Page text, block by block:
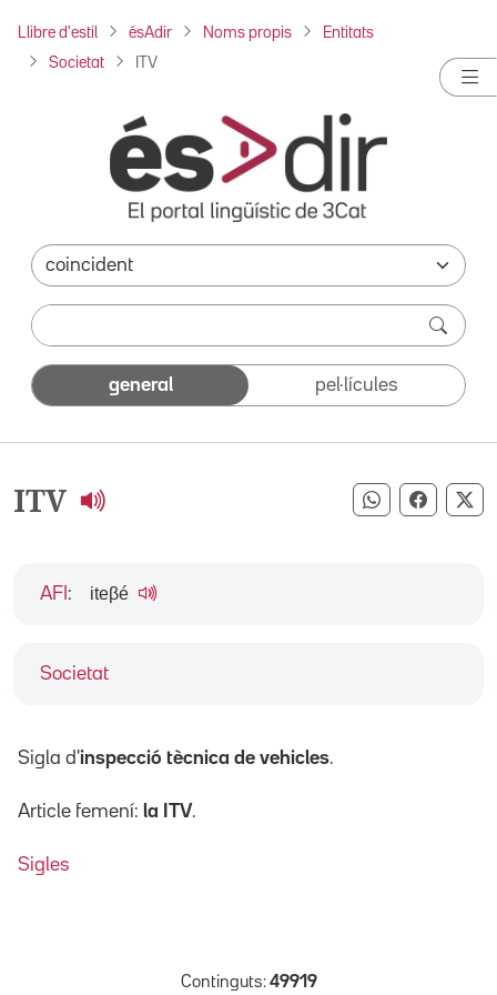
Llibre d'estil ésAdir Noms propis Entitats
Societat ITV
general pel·lícules
ITV Compartir
Societat
AFI : iteβé
Sigla d'inspecció tècnica de vehicles.
Article femení: la ITV.
Sigles
Continguts: 49919